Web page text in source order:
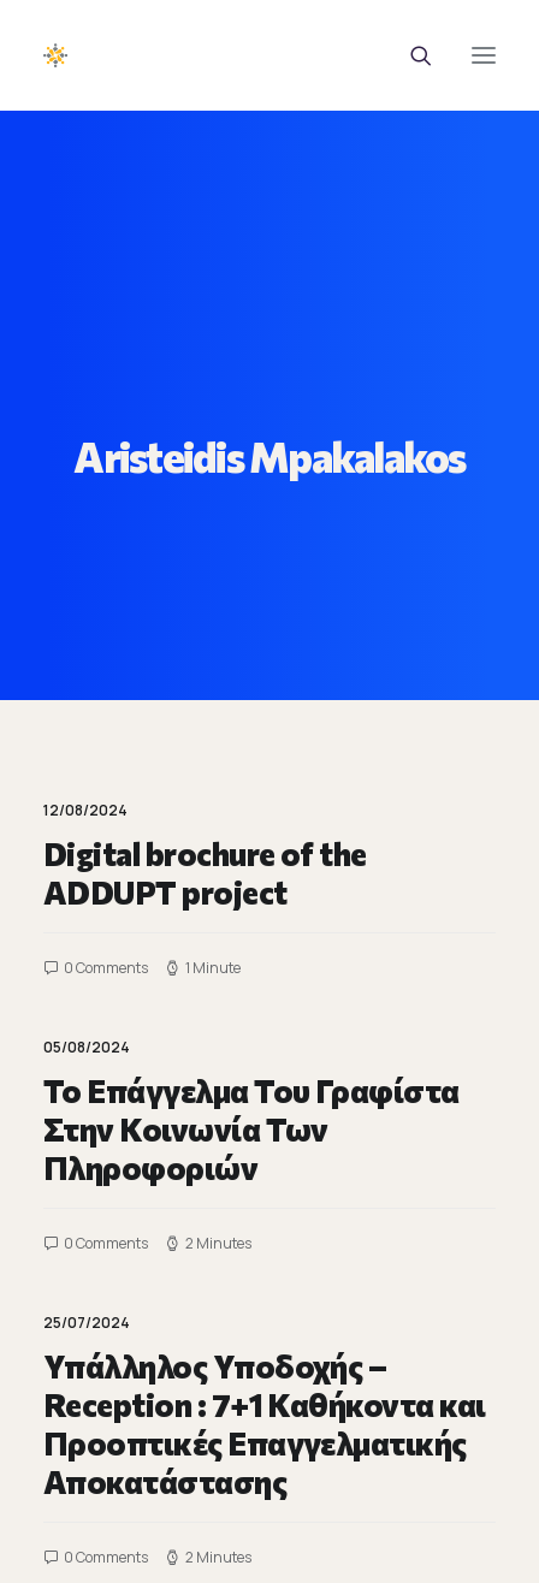
Voucher
Voucher
Aristeidis Mpakalakos
12/08/2024
Digital brochure of the
ADDUPT project
0 Comments 1 Minute
05/08/2024
Το Επάγγελμα Του Γραφίστα
Στην Κοινωνία Των
Πληροφοριών
0 Comments 2 Minutes
25/07/2024
Υπάλληλος Υποδοχής –
Reception : 7+1 Καθήκοντα και
Προοπτικές Επαγγελματικής
Αποκατάστασης
0 Comments 2 Minutes